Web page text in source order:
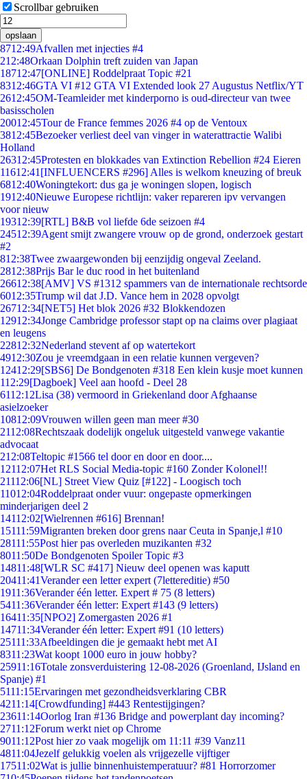
Scrollbar gebruiken
opslaan
8712:49Afvallen met injecties #4
212:48Orkaan Dolphin treft zuiden van Japan
18712:47[ONLINE] Roddelpraat Topic #21
8312:46GTA VI #12 GTA VI Extended look 27 Augustus Netflix/YT
2612:45OM-Teamleider met kinderporno is oud-directeur van twee
basisscholen
20012:45Tour de France femmes 2026 #4 op de Ventoux
3812:45Bezoeker verliest deel van vinger in waterattractie Walibi
Holland
26312:45Protesten en blokkades van Extinction Rebellion #24 Eieren
11612:41 [INFLUENCERS #296] Alles is welkom kneuzing of breuk
6812:40Woningtekort: dus ga je woningen slopen, logisch
1912:40Nieuwe Europese richtlijn: vaker repareren ipv vervangen
voor nieuw
19312:39[RTL] B&B vol liefde 6de seizoen #4
24512:39Agent smijt zwangere vrouw op de grond, onderzoek gestart
#2
812:38Twee zwaargewonden bij eenzijdig ongeval Zeeland.
2812:38Prijs Bar le duc rood in het buitenland
26612:38[AMV] VS #1312 spammers van de internationale rechtsorde
6012:35Trump wil dat J.D. Vance hem in 2028 opvolgt
26712:34[NET5] Het blok 2026 #32 Blokkendozen
12912:34Jonge Cambridge professor stapt op na claims over plagiaat
en leugens
22812:32Nederland stevent af op watertekort
4912:30Zou je vreemdgaan in een relatie kunnen vergeven?
12412:29[SBS6] De Bondgenoten #318 Een klein kusje moet kunnen
112:29[Dagboek] Veel aan hoofd - Deel 28
6112:12Lisa (38) vermoord in Griekenland door Afghaanse
asielzoeker
10812:09Vrouwen willen geen man meer #30
2112:08Rechtszaak dodelijk ongeluk uitgesteld vanwege vakantie
advocaat
212:08Teltopic #1566 tel door en door en door....
12112:07Het RLS Social Media-topic #160 Zonder Kolonel!!
21112:06[NL] Street View Quiz [#122] - Loogisch toch
11012:04Roddelpraat onder vuur: ongepaste opmerkingen
minderjarigen deel 2
14112:02[Wielrennen #616] Brennan!
15111:59Migranten breken door grens naar Ceuta in Spanje,l #10
28111:55Post hier pas overleden muzikanten #32
8011:50De Bondgenoten Spoiler Topic #3
14811:48[WLR SC #417] Nieuw deel openen was kaputt
20411:41Verander een letter expert (7lettereditie) #50
1911:36Verander één letter. Expert # 75 (8 letters)
5411:36Verander één letter: Expert #143 (9 letters)
16411:35[NPO2] Zomergasten 2026 #1
14711:34Verander één letter: Expert #91 (10 letters)
25111:33Afbeeldingen die je gemaakt hebt met AI
8311:23Wat koopt 1000 euro in jouw hobby?
25911:16Totale zonsverduistering 12-08-2026 (Groenland, IJsland en
Spanje) #1
5111:15Ervaringen met gezondheidsverklaring CBR
4211:14[Crowdfunding] #443 Rentestijgingen?
23611:14Oorlog Iran #136 Bridge and powerplant day incoming?
2711:12Forum werkt niet op Chrome
9011:12Post hier zo vaak mogelijk om 11:11 #39 Vanz11
4811:04Jezelf gelukkig voelen als vrijgezelle vijftiger
17511:02Wat is jullie binnenhuistemperatuur? #81 Horrorzomer